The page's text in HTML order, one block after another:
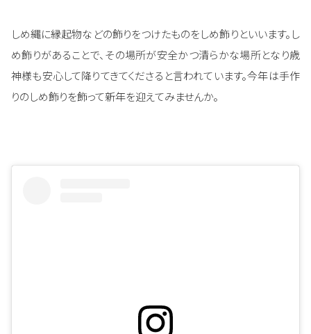
しめ縄に縁起物などの飾りをつけたものをしめ飾りといいます。し
め飾りがあることで、その場所が安全かつ清らかな場所となり歳
神様も安心して降りてきてくださると言われています。今年は手作
りのしめ飾りを飾って新年を迎えてみませんか。